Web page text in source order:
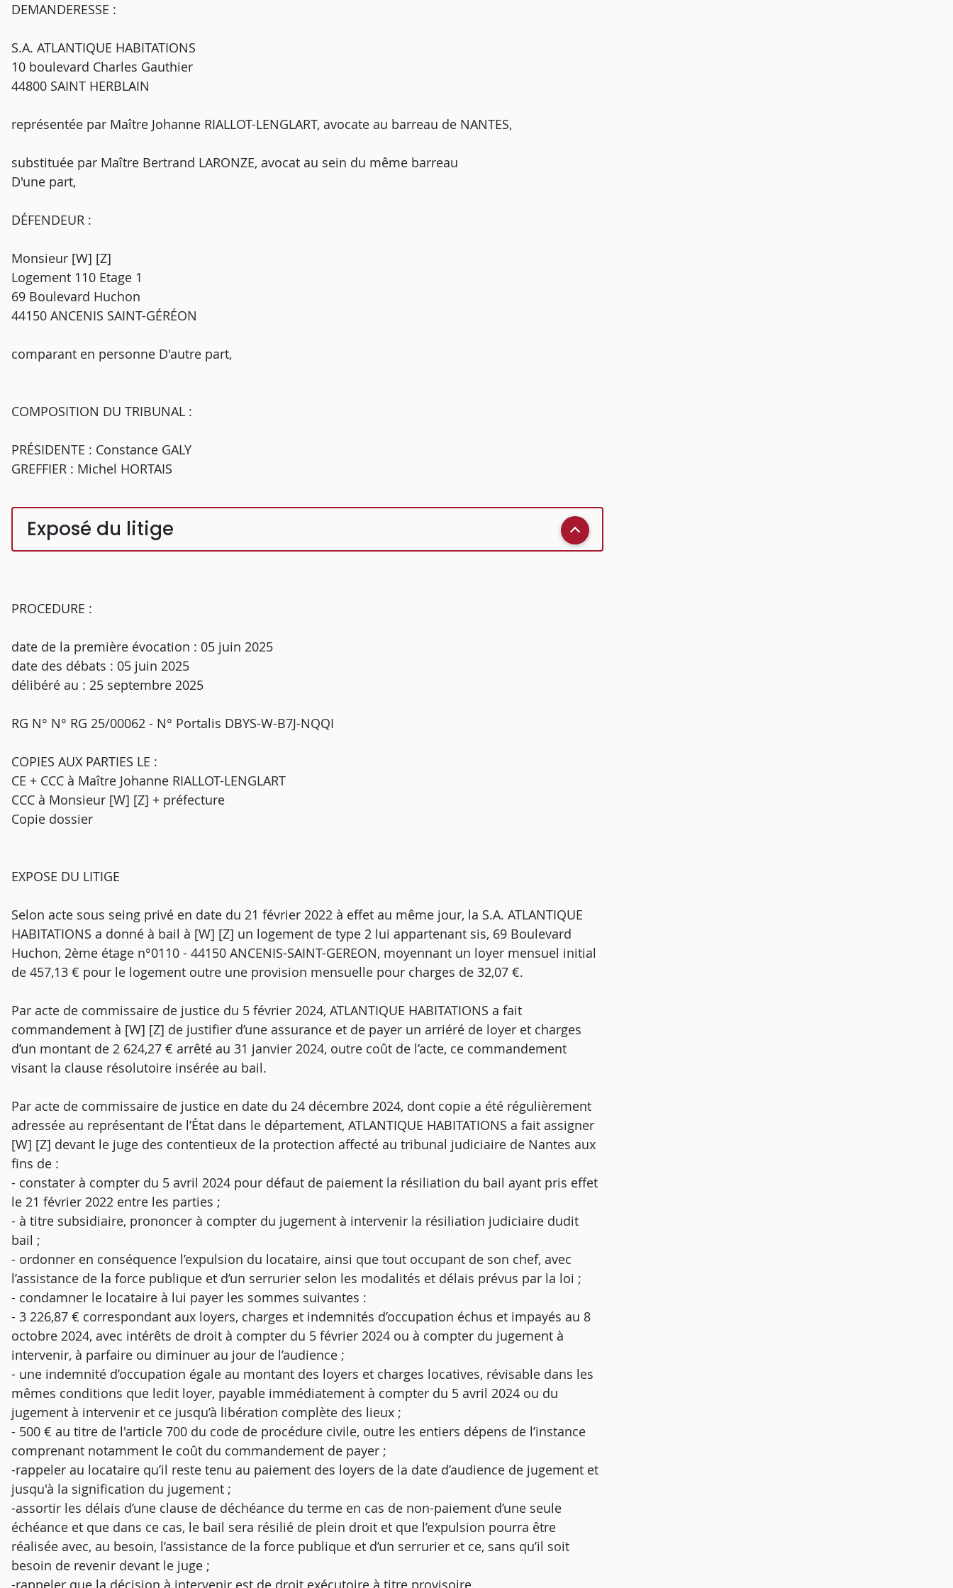
DEMANDERESSE :
S.A. ATLANTIQUE HABITATIONS
10 boulevard Charles Gauthier
44800 SAINT HERBLAIN
représentée par Maître Johanne RIALLOT-LENGLART, avocate au barreau de NANTES,
substituée par Maître Bertrand LARONZE, avocat au sein du même barreau
D'une part,
DÉFENDEUR :
Monsieur [W] [Z]
Logement 110 Etage 1
69 Boulevard Huchon
44150 ANCENIS SAINT-GÉRÉON
comparant en personne D'autre part,
COMPOSITION DU TRIBUNAL :
PRÉSIDENTE : Constance GALY
GREFFIER : Michel HORTAIS
Exposé du litige
PROCEDURE :
date de la première évocation : 05 juin 2025
date des débats : 05 juin 2025
délibéré au : 25 septembre 2025
RG N° N° RG 25/00062 - N° Portalis DBYS-W-B7J-NQQI
COPIES AUX PARTIES LE :
CE + CCC à Maître Johanne RIALLOT-LENGLART
CCC à Monsieur [W] [Z] + préfecture
Copie dossier
EXPOSE DU LITIGE
Selon acte sous seing privé en date du 21 février 2022 à effet au même jour, la S.A. ATLANTIQUE
HABITATIONS a donné à bail à [W] [Z] un logement de type 2 lui appartenant sis, 69 Boulevard
Huchon, 2ème étage n°0110 - 44150 ANCENIS-SAINT-GEREON, moyennant un loyer mensuel initial
de 457,13 € pour le logement outre une provision mensuelle pour charges de 32,07 €.
Par acte de commissaire de justice du 5 février 2024, ATLANTIQUE HABITATIONS a fait
commandement à [W] [Z] de justifier d’une assurance et de payer un arriéré de loyer et charges
d’un montant de 2 624,27 € arrêté au 31 janvier 2024, outre coût de l’acte, ce commandement
visant la clause résolutoire insérée au bail.
Par acte de commissaire de justice en date du 24 décembre 2024, dont copie a été régulièrement
adressée au représentant de l’État dans le département, ATLANTIQUE HABITATIONS a fait assigner
[W] [Z] devant le juge des contentieux de la protection affecté au tribunal judiciaire de Nantes aux
fins de :
- constater à compter du 5 avril 2024 pour défaut de paiement la résiliation du bail ayant pris effet
le 21 février 2022 entre les parties ;
- à titre subsidiaire, prononcer à compter du jugement à intervenir la résiliation judiciaire dudit
bail ;
- ordonner en conséquence l’expulsion du locataire, ainsi que tout occupant de son chef, avec
l’assistance de la force publique et d’un serrurier selon les modalités et délais prévus par la loi ;
- condamner le locataire à lui payer les sommes suivantes :
- 3 226,87 € correspondant aux loyers, charges et indemnités d’occupation échus et impayés au 8
octobre 2024, avec intérêts de droit à compter du 5 février 2024 ou à compter du jugement à
intervenir, à parfaire ou diminuer au jour de l’audience ;
- une indemnité d’occupation égale au montant des loyers et charges locatives, révisable dans les
mêmes conditions que ledit loyer, payable immédiatement à compter du 5 avril 2024 ou du
jugement à intervenir et ce jusqu’à libération complète des lieux ;
- 500 € au titre de l'article 700 du code de procédure civile, outre les entiers dépens de l’instance
comprenant notamment le coût du commandement de payer ;
-rappeler au locataire qu’il reste tenu au paiement des loyers de la date d’audience de jugement et
jusqu'à la signification du jugement ;
-assortir les délais d’une clause de déchéance du terme en cas de non-paiement d’une seule
échéance et que dans ce cas, le bail sera résilié de plein droit et que l’expulsion pourra être
réalisée avec, au besoin, l’assistance de la force publique et d’un serrurier et ce, sans qu’il soit
besoin de revenir devant le juge ;
-rappeler que la décision à intervenir est de droit exécutoire à titre provisoire.